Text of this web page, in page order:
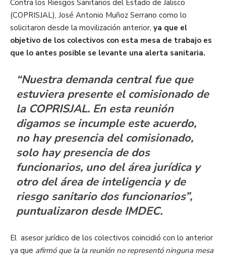
Contra los Riesgos Sanitarios del Estado de Jalisco
(COPRISJAL), José Antonio Muñoz Serrano como lo
solicitaron desde la movilización anterior, ya que el
objetivo de los colectivos con esta mesa de trabajo es
que lo antes posible se levante una alerta sanitaria.
“Nuestra demanda central fue que
estuviera presente el comisionado de
la COPRISJAL. En esta reunión
digamos se incumple este acuerdo,
no hay presencia del comisionado,
solo hay presencia de dos
funcionarios, uno del área jurídica y
otro del área de inteligencia y de
riesgo sanitario dos funcionarios”,
puntualizaron desde IMDEC.
El asesor jurídico de los colectivos coincidió con lo anterior
ya que afirmó que la la reunión no representó ninguna mesa